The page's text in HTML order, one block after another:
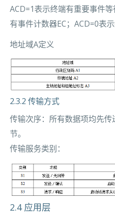
ACD=1表示终端有重要事件
有事件计数器EC；ACD=0表
地址域A定义
2.3.2 传输方式
传输次序：所有数据项均先
节。
传输服务类别：
2.4 应用层